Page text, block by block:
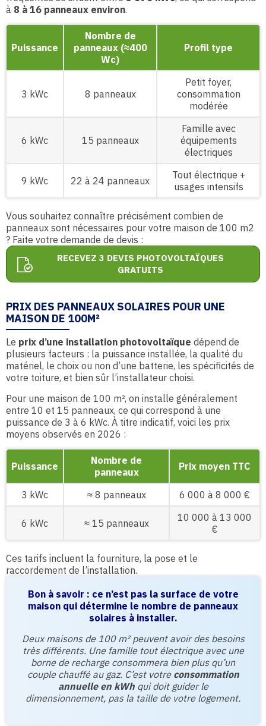
à 8 à 16 panneaux environ.
Puissance
Nombre de
panneaux (≈400
Wc)
Profil type
3 kWc 8 panneaux
Petit foyer,
consommation
modérée
6 kWc 15 panneaux
Famille avec
équipements
électriques
9 kWc 22 à 24 panneaux
Tout électrique +
usages intensifs
Vous souhaitez connaître précisément combien de
panneaux sont nécessaires pour votre maison de 100 m2
? Faite votre demande de devis :
RECEVEZ 3 DEVIS PHOTOVOLTAÏQUES
GRATUITS
PRIX DES PANNEAUX SOLAIRES POUR UNE
MAISON DE 100M²
Le prix d’une installation photovoltaïque dépend de
plusieurs facteurs : la puissance installée, la qualité du
matériel, le choix ou non d’une batterie, les spécificités de
votre toiture, et bien sûr l’installateur choisi.
Pour une maison de 100 m², on installe généralement
entre 10 et 15 panneaux, ce qui correspond à une
puissance de 3 à 6 kWc. À titre indicatif, voici les prix
moyens observés en 2026 :
Puissance
Nombre de
panneaux
Prix moyen TTC
3 kWc ≈ 8 panneaux 6 000 à 8 000 €
6 kWc ≈ 15 panneaux
10 000 à 13 000
€
Ces tarifs incluent la fourniture, la pose et le
raccordement de l’installation.
Bon à savoir : ce n’est pas la surface de votre
maison qui détermine le nombre de panneaux
solaires à installer.
Deux maisons de 100 m² peuvent avoir des besoins
très différents. Une famille tout électrique avec une
borne de recharge consommera bien plus qu’un
couple chauffé au gaz. C’est votre consommation
annuelle en kWhqui doit guider le
dimensionnement, pas la taille de votre logement.